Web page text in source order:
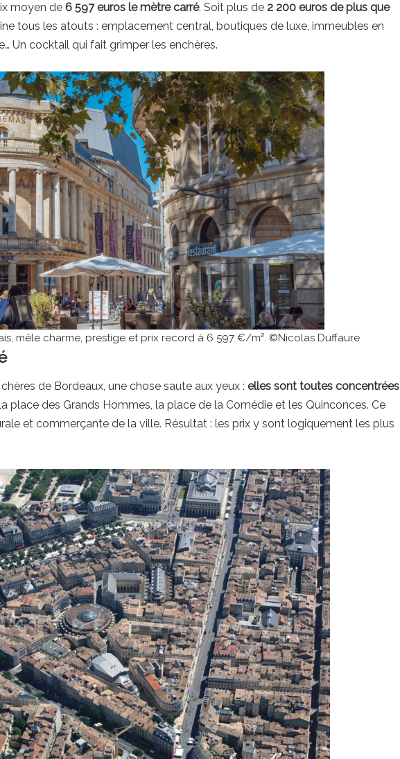
moyen de 6 597 euros le mètre carré. Soit plus de 2 200 euros de plus que
tous les atouts : emplacement central, boutiques de luxe, immeubles en
Un cocktail qui fait grimper les enchères.
mêle charme, prestige et prix record à 6 597 €/m². ©Nicolas Duffaure
de Bordeaux, une chose saute aux yeux : elles sont toutes concentrées
place des Grands Hommes, la place de la Comédie et les Quinconces. Ce
et commerçante de la ville. Résultat : les prix y sont logiquement les plus